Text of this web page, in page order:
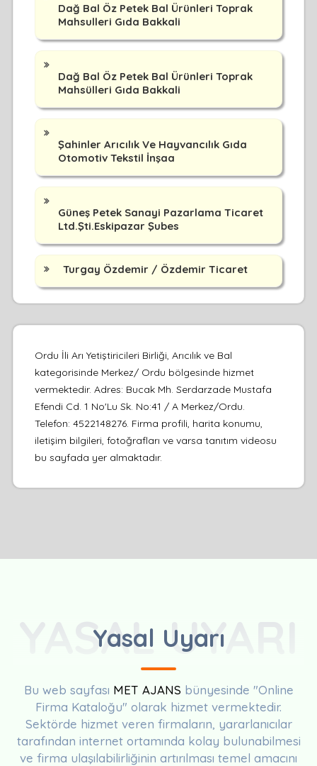
Dağ Bal Öz Petek Bal Ürünleri Toprak
Mahsulleri Gıda Bakkali
Dağ Bal Öz Petek Bal Ürünleri Toprak
Mahsülleri Gıda Bakkali
Şahinler Arıcılık Ve Hayvancılık Gıda
Otomotiv Tekstil İnşaa
Güneş Petek Sanayi Pazarlama Ticaret
Ltd.Şti.Eskipazar Şubes
Turgay Özdemir / Özdemir Ticaret
Ordu İli Arı Yetiştiricileri Birliği, Arıcılık ve Bal
kategorisinde Merkez/ Ordu bölgesinde hizmet
vermektedir. Adres: Bucak Mh. Serdarzade Mustafa
Efendi Cd. 1 No'Lu Sk. No:41 / A Merkez/Ordu.
Telefon: 4522148276. Firma profili, harita konumu,
iletişim bilgileri, fotoğrafları ve varsa tanıtım videosu
bu sayfada yer almaktadır.
Yasal Uyarı
YASAL UYARI
Bu web sayfası MET AJANS bünyesinde "Online
Firma Kataloğu" olarak hizmet vermektedir.
Sektörde hizmet veren firmaların, yararlanıcılar
tarafından internet ortamında kolay bulunabilmesi
ve firma ulaşılabilirliğinin artırılması temel amacını